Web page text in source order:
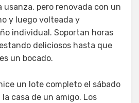
pero renovada con un
y luego volteada y
individual. Soportan horas
deliciosos hasta que
un bocado.
un lote completo el sábado
casa de un amigo. Los